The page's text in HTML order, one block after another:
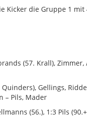
Kicker die Gruppe 1 mit
(57. Krall), Zimmer,
Gellings,
– Pils, Mader
(56.), 1:3 Pils